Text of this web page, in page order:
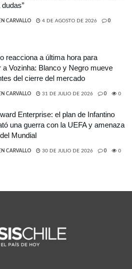
CARVALLO 4 DE AGOSTO DE 2026 0
reacciona a última hora para
a Vozinha: Blanco y Negro mueve
del cierre del mercado
CARVALLO 31 DE JULIO DE 2026 0 0
Enterprise: el plan de Infantino
una guerra con la UEFA y amenaza
Mundial
CARVALLO 30 DE JULIO DE 2026 0 0